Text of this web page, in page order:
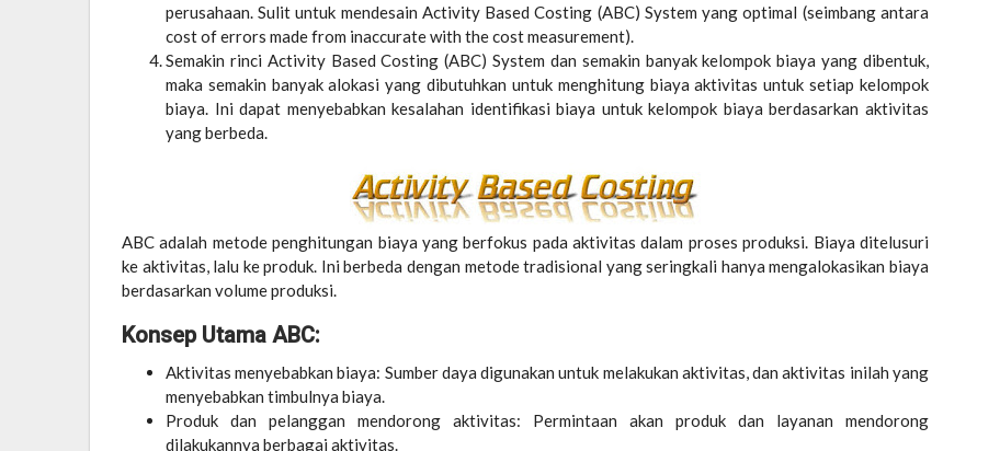
perusahaan. Sulit untuk mendesain Activity Based Costing (ABC) System yang optimal (seimbang antara
cost of errors made from inaccurate with the cost measurement).
Semakin rinci Activity Based Costing (ABC) System dan semakin banyak kelompok biaya yang dibentuk,
maka semakin banyak alokasi yang dibutuhkan untuk menghitung biaya aktivitas untuk setiap kelompok
biaya. Ini dapat menyebabkan kesalahan identifikasi biaya untuk kelompok biaya berdasarkan aktivitas
yang berbeda.
ABC adalah metode penghitungan biaya yang berfokus pada aktivitas dalam proses produksi. Biaya ditelusuri
ke aktivitas, lalu ke produk. Ini berbeda dengan metode tradisional yang seringkali hanya mengalokasikan biaya
berdasarkan volume produksi.
Konsep Utama ABC:
Aktivitas menyebabkan biaya: Sumber daya digunakan untuk melakukan aktivitas, dan aktivitas inilah yang
menyebabkan timbulnya biaya.
Produk dan pelanggan mendorong aktivitas: Permintaan akan produk dan layanan mendorong
dilakukannya berbagai aktivitas.